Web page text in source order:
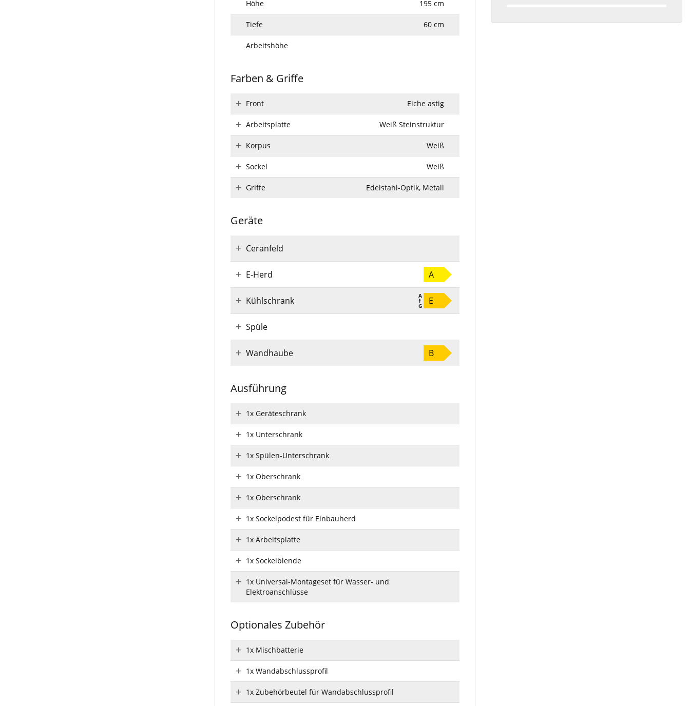
Höhe 195 cm
Tiefe 60 cm
Arbeitshöhe
Farben & Griffe
Front Eiche astig
Arbeitsplatte Weiß Steinstruktur
Korpus Weiß
Sockel Weiß
Griffe Edelstahl-Optik, Metall
Geräte
Ceranfeld
E-Herd A
Kühlschrank E
Spüle
Wandhaube B
Ausführung
1x Geräteschrank
1x Unterschrank
1x Spülen-Unterschrank
1x Oberschrank
1x Oberschrank
1x Sockelpodest für Einbauherd
1x Arbeitsplatte
1x Sockelblende
1x Universal-Montageset für Wasser- und
Elektroanschlüsse
Optionales Zubehör
1x Mischbatterie
1x Wandabschlussprofil
1x Zubehörbeutel für Wandabschlussprofil